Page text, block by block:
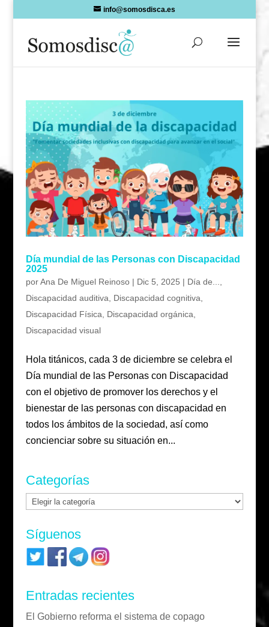
info@somosdisca.es
Día mundial de las Personas con Discapacidad
2025
porAna De Miguel Reinoso| Dic 5, 2025 | Día de...
Discapacidad auditiva
Discapacidad cognitiva
Discapacidad Física
Discapacidad orgánica
Discapacidad visual
Hola titánicos, cada 3 de diciembre se celebra el
Día mundial de las Personas con Discapacidad
con el objetivo de promover los derechos y el
bienestar de las personas con discapacidad en
todos los ámbitos de la sociedad, así como
concienciar sobre su situación en...
Categorías
Categorías
Síguenos
Entradas recientes
El Gobierno reforma el sistema de copago